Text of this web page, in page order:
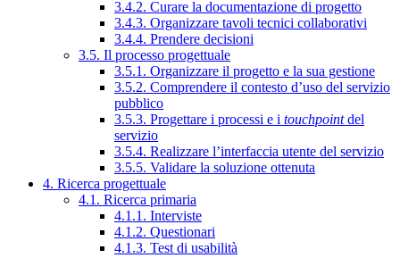
3.4.2. Curare la documentazione di progetto
3.4.3. Organizzare tavoli tecnici collaborativi
3.4.4. Prendere decisioni
3.5. Il processo progettuale
3.5.1. Organizzare il progetto e la sua gestione
3.5.2. Comprendere il contesto d’uso del servizio
pubblico
3.5.3. Progettare i processi e i touchpointdel
servizio
3.5.4. Realizzare l’interfaccia utente del servizio
3.5.5. Validare la soluzione ottenuta
4. Ricerca progettuale
4.1. Ricerca primaria
4.1.1. Interviste
4.1.2. Questionari
4.1.3. Test di usabilità